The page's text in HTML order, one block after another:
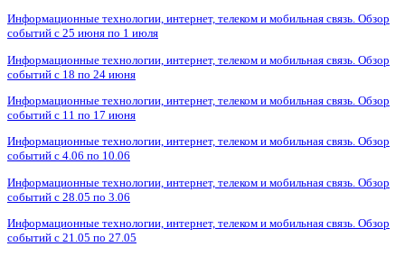
Информационные технологии, интернет, телеком и мобильная связь. Обзор
событий с 25 июня по 1 июля
Информационные технологии, интернет, телеком и мобильная связь. Обзор
событий с 18 по 24 июня
Информационные технологии, интернет, телеком и мобильная связь. Обзор
событий с 11 по 17 июня
Информационные технологии, интернет, телеком и мобильная связь. Обзор
событий с 4.06 по 10.06
Информационные технологии, интернет, телеком и мобильная связь. Обзор
событий с 28.05 по 3.06
Информационные технологии, интернет, телеком и мобильная связь. Обзор
событий с 21.05 по 27.05